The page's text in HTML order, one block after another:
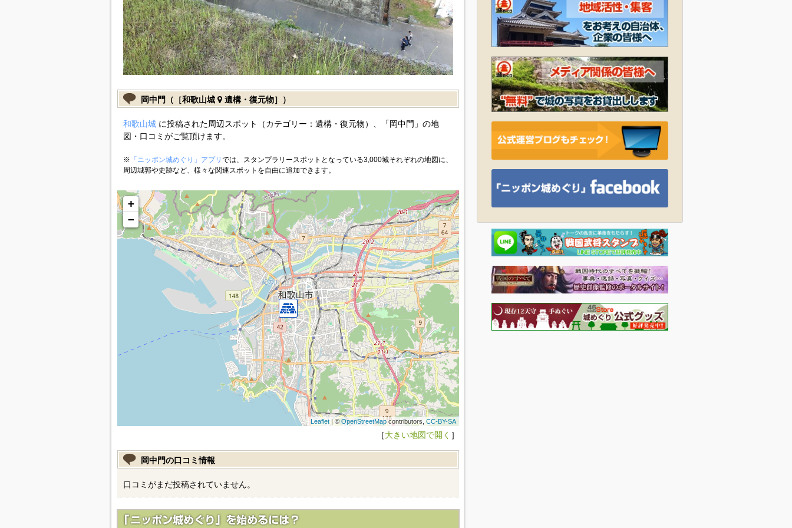
岡中門（［和歌山城 遺構・復元物］）
和歌山城に投稿された周辺スポット（カテゴリー：遺構・復元物）、「岡中門」の地
図・口コミがご覧頂けます。
※ 「ニッポン城めぐり」アプリ では、スタンプラリースポットとなっている3,000城それぞれの地図に、
周辺城郭や史跡など、様々な関連スポットを自由に追加できます。
+
−
Leaflet| © OpenStreetMapcontributors,CC-BY-SA
［大きい地図で開く ］
岡中門の口コミ情報
口コミがまだ投稿されていません。